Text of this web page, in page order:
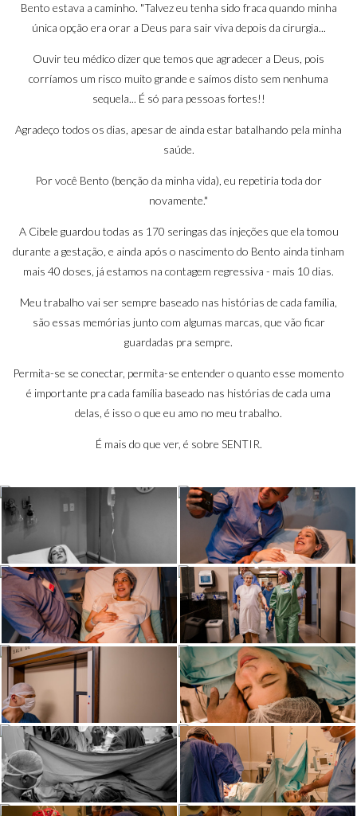
Bento estava a caminho. "Talvez eu tenha sido fraca quando minha
única opção era orar a Deus para sair viva depois da cirurgia...
Ouvir teu médico dizer que temos que agradecer a Deus, pois
corríamos um risco muito grande e saímos disto sem nenhuma
sequela... É só para pessoas fortes!!
Agradeço todos os dias, apesar de ainda estar batalhando pela minha
saúde.
Por você Bento (benção da minha vida), eu repetiria toda dor
novamente."
A Cibele guardou todas as 170 seringas das injeções que ela tomou
durante a gestação, e ainda após o nascimento do Bento ainda tinham
mais 40 doses, já estamos na contagem regressiva - mais 10 dias.
Meu trabalho vai ser sempre baseado nas histórias de cada família,
são essas memórias junto com algumas marcas, que vão ficar
guardadas pra sempre.
Permita-se se conectar, permita-se entender o quanto esse momento
é importante pra cada família baseado nas histórias de cada uma
delas, é isso o que eu amo no meu trabalho.
É mais do que ver, é sobre SENTIR.